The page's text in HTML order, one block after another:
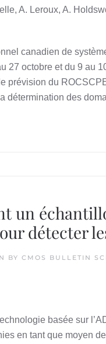
A. Leroux, A.
canadien de
27 octobre et du 9 au
prévision du
détermination des
un
détecter
BY CMOS BULLETIN
basée sur
en tant que moyen